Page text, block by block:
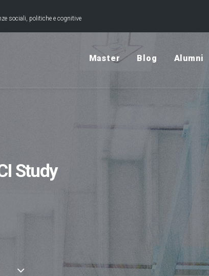
sociali, politiche e cognitive
Master Blog Alumni
Study